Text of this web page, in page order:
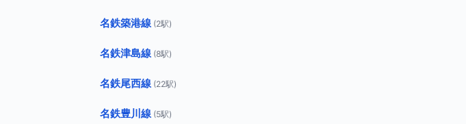
名鉄築港線 (2駅)
名鉄津島線 (8駅)
名鉄尾西線 (22駅)
名鉄豊川線 (5駅)